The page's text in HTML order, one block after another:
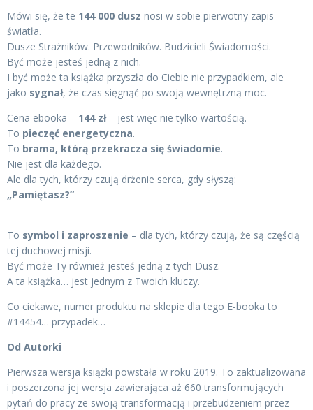
Mówi się, że te 144 000 dusz nosi w sobie pierwotny zapis
światła.
Dusze Strażników. Przewodników. Budzicieli Świadomości.
Być może jesteś jedną z nich.
I być może ta książka przyszła do Ciebie nie przypadkiem, ale
jako sygnał, że czas sięgnąć po swoją wewnętrzną moc.
Cena ebooka – 144 zł– jest więc nie tylko wartością.
To pieczęć energetyczna.
To brama, którą przekracza się świadomie.
Nie jest dla każdego.
Ale dla tych, którzy czują drżenie serca, gdy słyszą:
„Pamiętasz?”
To symbol i zaproszenie – dla tych, którzy czują, że są częścią
tej duchowej misji.
Być może Ty również jesteś jedną z tych Dusz.
A ta książka… jest jednym z Twoich kluczy.
Co ciekawe, numer produktu na sklepie dla tego E-booka to
#14454… przypadek…
Od Autorki
Pierwsza wersja książki powstała w roku 2019. To zaktualizowana
i poszerzona jej wersja zawierająca aż 660 transformujących
pytań do pracy ze swoją transformacją i przebudzeniem przez